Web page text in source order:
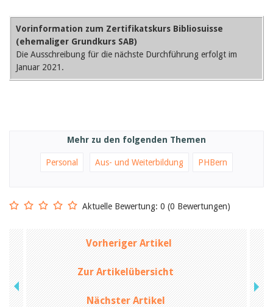
Vorinformation zum Zertifikatskurs Bibliosuisse
(ehemaliger Grundkurs SAB)
Die Ausschreibung für die nächste Durchführung erfolgt im
Januar 2021.
Mehr zu den folgenden Themen
Personal Aus- und Weiterbildung PHBern
Aktuelle Bewertung: 0 (0 Bewertungen)
Vorheriger Artikel
Zur Artikelübersicht
Nächster Artikel